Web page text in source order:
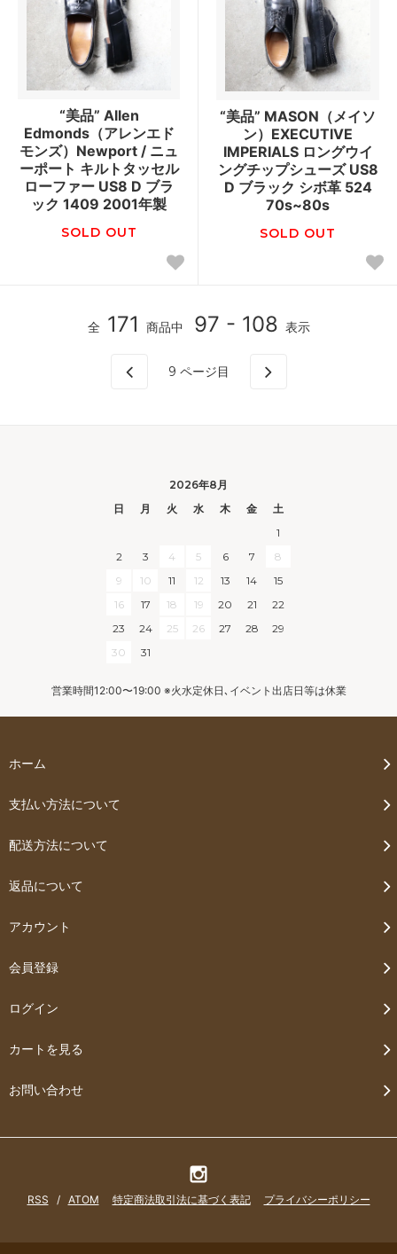
“美品” Allen
Edmonds（アレンエド
モンズ）Newport / ニュ
ーポート キルトタッセル
ローファー US8 D ブラ
ック 1409 2001年製
SOLD OUT
“美品” MASON（メイソ
ン）EXECUTIVE
IMPERIALS ロングウイ
ングチップシューズ US8
D ブラック シボ革 524
70s~80s
SOLD OUT
全 171 商品中 97 - 108 表示
9 ページ目
2026年8月
日
月 火 水 木 金
土
1
2
3 4 5 6 7
8
9
10 11 12 13 14
15
16
17 18 19 20 21
22
23
24 25 26 27 28
29
30
31
営業時間12:00〜19:00 ※火水定休日､イベント出店日等は休業
ホーム
支払い方法について
配送方法について
返品について
アカウント
会員登録
ログイン
カートを見る
お問い合わせ
RSS / ATOM 特定商法取引法に基づく表記 プライバシーポリシー